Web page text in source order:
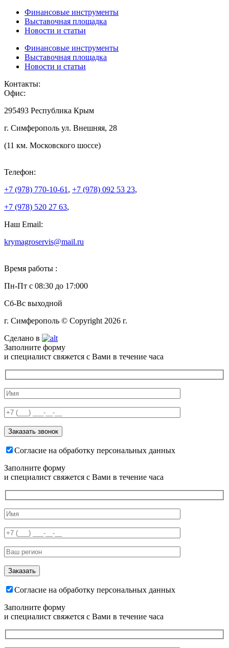
Финансовые инструменты
Выставочная площадка
Новости и статьи
Финансовые инструменты
Выставочная площадка
Новости и статьи
Контакты:
Офис:
295493 Республика Крым
г. Симферополь ул. Внешняя, 28
(11 км. Московского шоссе)
Телефон:
+7 (978) 770-10-61, +7 (978) 092 53 23,
+7 (978) 520 27 63,
Наш Email:
krymagroservis@mail.ru
Время работы :
Пн-Пт с 08:30 до 17:000
Сб-Вс выходной
г. Симферополь © Copyright 2026 г.
Сделано в
Заполните форму
и специалист свяжется с Вами в течение часа
Согласие на обработку персональных данных
Заполните форму
и специалист свяжется с Вами в течение часа
Согласие на обработку персональных данных
Заполните форму
и специалист свяжется с Вами в течение часа